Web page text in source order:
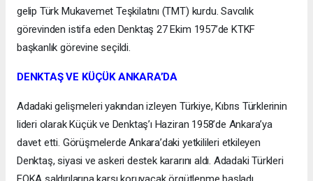
gelip Türk Mukavemet Teşkilatını (TMT) kurdu. Savcılık
görevinden istifa eden Denktaş 27 Ekim 1957’de KTKF
başkanlık görevine seçildi.
DENKTAŞ VE KÜÇÜK ANKARA’DA
Adadaki gelişmeleri yakından izleyen Türkiye, Kıbrıs Türklerinin
lideri olarak Küçük ve Denktaş’ı Haziran 1958’de Ankara’ya
davet etti. Görüşmelerde Ankara’daki yetkilileri etkileyen
Denktaş, siyasi ve askeri destek kararını aldı. Adadaki Türkleri